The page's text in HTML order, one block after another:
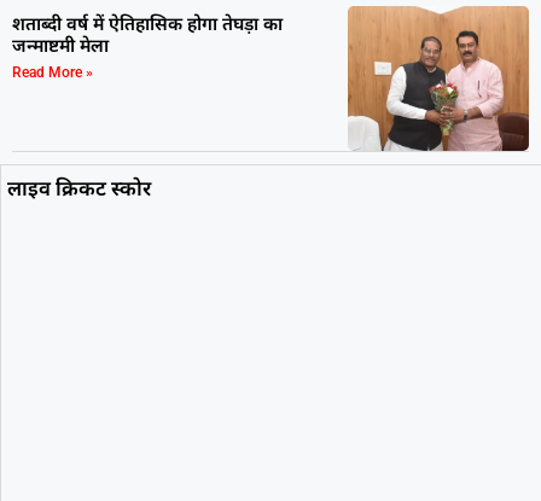
शताब्दी वर्ष में ऐतिहासिक होगा तेघड़ा का
जन्माष्टमी मेला
Read More »
लाइव क्रिकट स्कोर